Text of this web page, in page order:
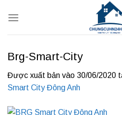
qua
Brg-Smart-City
Được xuất bản vào 30/06/2020
Smart City Đông Anh